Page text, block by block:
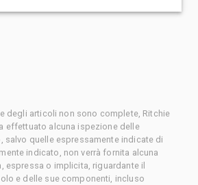
degli articoli non sono complete, Ritchie
effettuato alcuna ispezione delle
salvo quelle espressamente indicate di
indicato, non verrà fornita alcuna
espressa o implicita, riguardante il
e delle sue componenti, incluso